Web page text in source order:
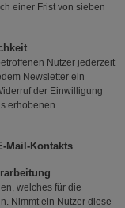
einer Frist von sieben
Nutzer jederzeit
Newsletter ein
der Einwilligung
erhobenen
Mail-Kontakts
welches für die
Nimmt ein Nutzer diese